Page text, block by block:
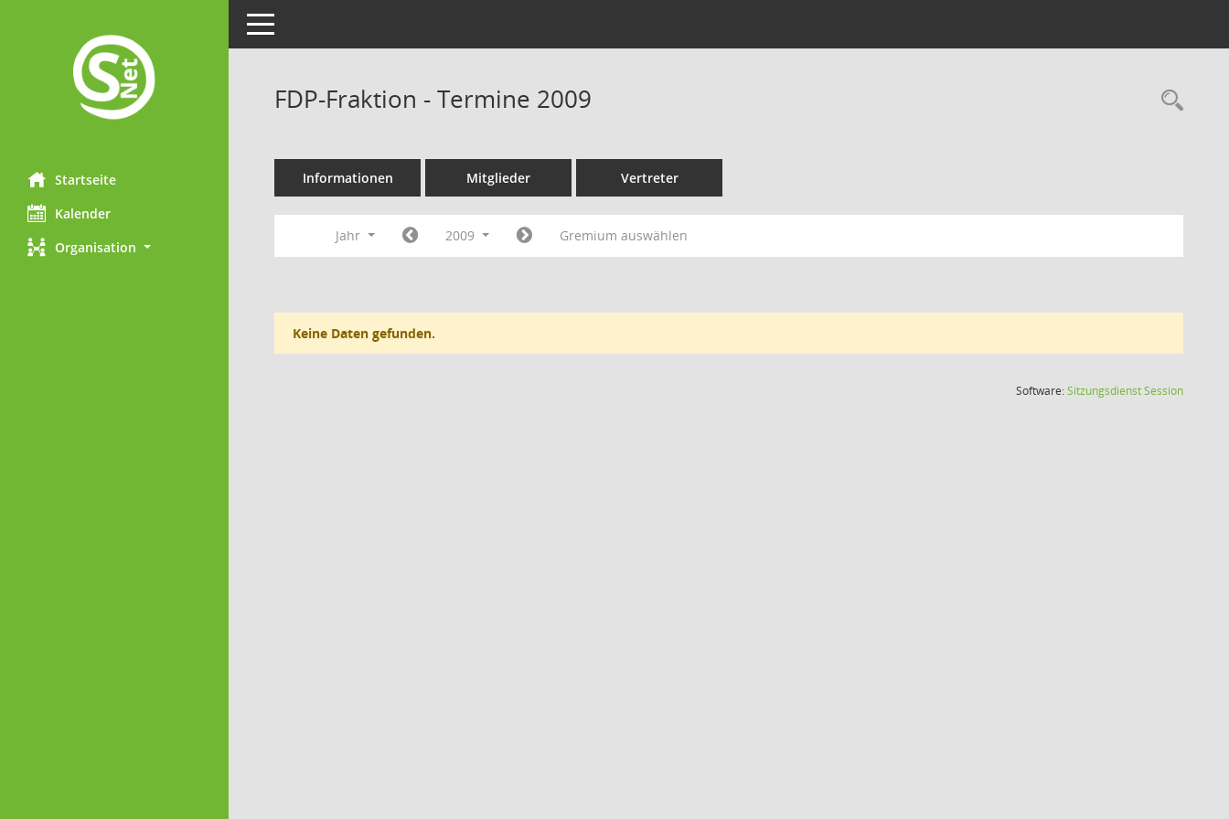
Startseite
Kalender
Organisation
Toggle navigation
FDP-Fraktion - Termine 2009
Informationen Mitglieder Vertreter
Jahr 2009 Gremium auswählen
Keine Daten gefunden.
Software:SitzungsdienstSession(Wird in